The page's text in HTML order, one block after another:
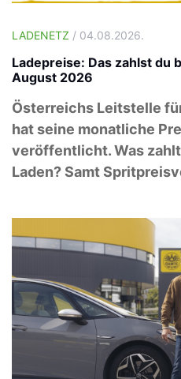
LADENETZ / 04.08.2026.
Ladepreise: Das zahlst du
August 2026
Österreichs Leitstelle
hat seine monatliche
veröffentlicht. Was
Laden? Samt